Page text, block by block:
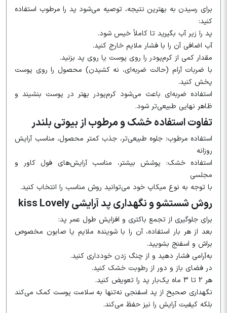
برای رسیدن به بهترین نتیجه، توصیه می‌شود پد را مرطوب استفاده
کنید:
پد را زیر آب بگیرید تا کاملاً خیس شود.
آب اضافی آن را با فشار ملایم خارج کنید.
مقدار کمی از کرم‌پودر را روی پوست یا روی پد بزنید.
با ضربات آرام (حالت ضربه‌ای، نه کشیدن) محصول را روی پوست
پخش کنید.
استفاده ضربه‌ای باعث می‌شود کرم‌پودر بهتر در پوست بنشیند و
ظاهر نهایی طبیعی‌تر شود.
تفاوت استفاده خشک و مرطوب از بیوتی بلندر
استفاده مرطوب: جلوه طبیعی‌تر، جذب کمتر محصول، مناسب آرایش
روزانه
استفاده خشک: پوشش بیشتر، مناسب آرایش‌های فول کاور و
مجلسی
با توجه به نوع میکاپ خود می‌توانید روش مناسب را انتخاب کنید.
روش شستشو و نگهداری پد آرایشی kiss Lovely
برای جلوگیری از تجمع باکتری و افزایش طول عمر پد:
بعد از هر بار استفاده، آن را با شوینده ملایم یا صابون مخصوص
براش و اسفنج بشویید.
به‌آرامی فشار دهید و از چنگ زدن خودداری کنید.
در فضای باز و دور از رطوبت خشک کنید.
هر 2 تا 3 ماه یک‌بار پد را تعویض کنید.
نگهداری صحیح از پد اسفنجی نه‌تنها به سلامت پوست کمک می‌کند
بلکه کیفیت آرایش را نیز حفظ می‌کند.